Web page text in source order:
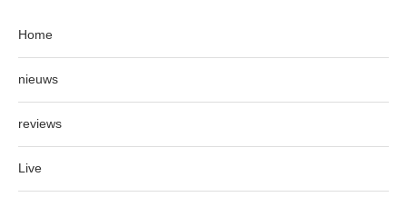
Home
nieuws
reviews
Live